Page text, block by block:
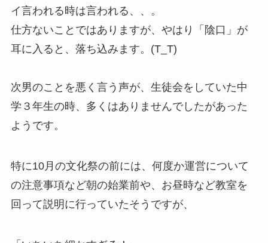
イ言われる時は言われる、、。
仕方ないことではありますが、やはり「陰口」が
耳に入ると、落ち込みます。(T_T)
次男のことを悪く言う声が、生徒会をしていた中
学３年生の時、多くはありませんでしたがあった
ようです。
特に10月の文化祭の前には、何度か運営について
の注意事項など朝の始業前や、お昼時など教室を
回って説明に行っていたそうですが、